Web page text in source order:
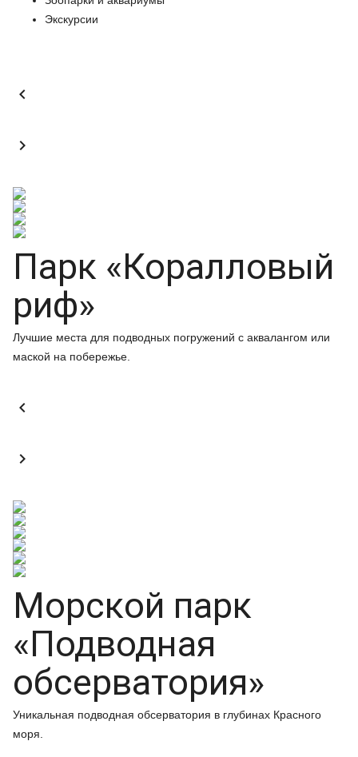
Экскурсии


Парк «Коралловый
риф»
Лучшие места для подводных погружений с аквалангом или
маской на побережье.


Морской парк
«Подводная
обсерватория»
Уникальная подводная обсерватория в глубинах Красного
моря.